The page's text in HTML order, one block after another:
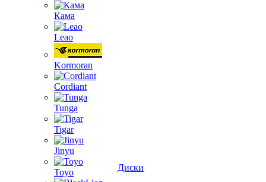
Кама
Leao
Kormoran
Cordiant
Tunga
Tigar
Jinyu
Toyo
Диски